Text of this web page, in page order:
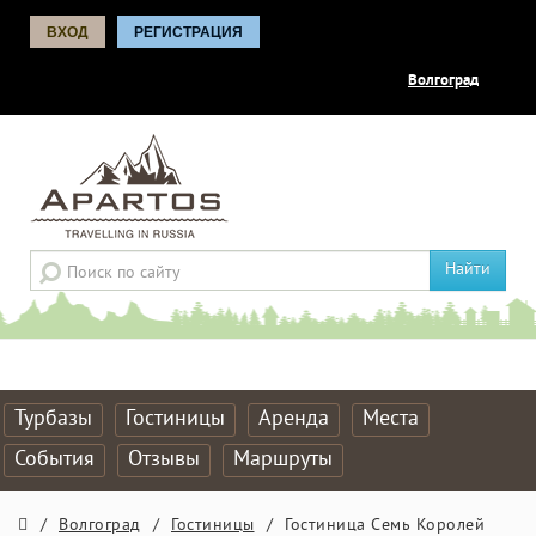
ВХОД РЕГИСТРАЦИЯ
Волгоград
Найти
Турбазы Гостиницы Аренда
Места
События
Отзывы Маршруты
/ Волгоград / Гостиницы / Гостиница Семь Королей